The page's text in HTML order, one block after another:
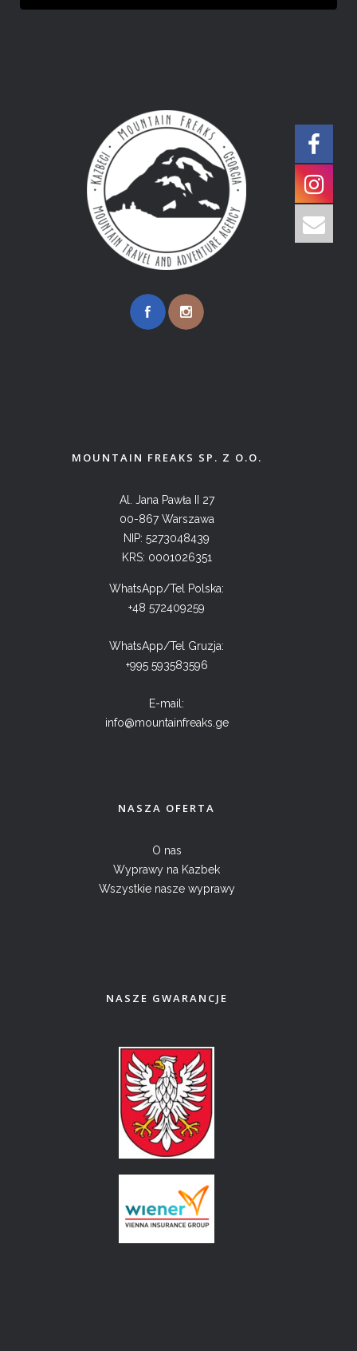
MOUNTAIN FREAKS SP. Z O.O.
Al. Jana Pawła II 27
00-867 Warszawa
NIP: 5273048439
KRS: 0001026351
WhatsApp/Tel Polska:
+48 572409259
WhatsApp/Tel Gruzja:
+995 593583596
E-mail:
info@mountainfreaks.ge
NASZA OFERTA
O nas
Wyprawy na Kazbek
Wszystkie nasze wyprawy
NASZE GWARANCJE